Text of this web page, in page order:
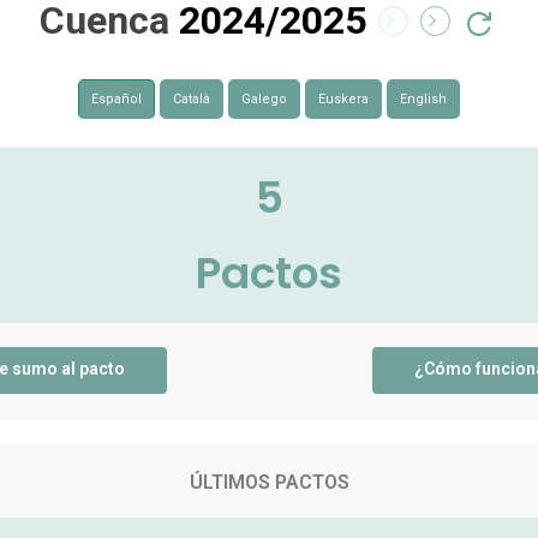
Cuenca 2024/2025
Español Català Galego Euskera English
5
Pactos
sumo al pacto ¿Cómo
ÚLTIMOS PACTOS